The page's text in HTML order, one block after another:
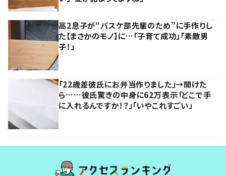
高2息子が“バスケ部先輩のため”に手作りし
た【まさかのモノ】に…「子育て成功」「素敵男
子！」
「22歳差彼氏にお弁当作りました」→開けた
ら……彼氏驚きの中身に62万表示「どこで手
に入れるんですか！？」「いやこれすごい」